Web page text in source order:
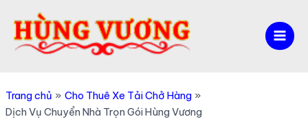
Main
Trang chủ
Cho Thuê Xe Tải Chở Hàng
Dịch Vụ Chuyển Nhà Trọn Gói Hùng Vương